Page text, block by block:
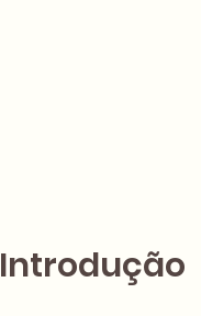
Introdução